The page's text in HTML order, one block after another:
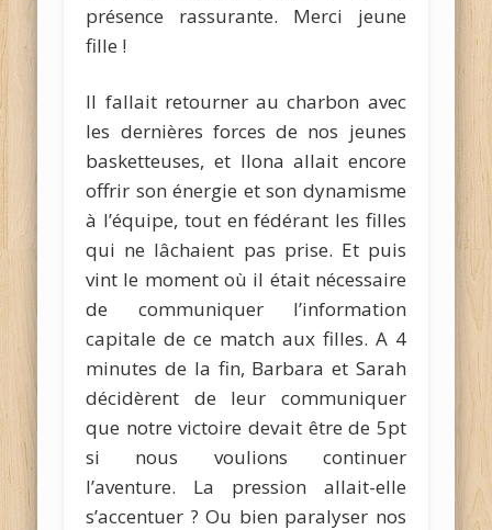
présence rassurante. Merci jeune
fille !
Il fallait retourner au charbon avec
les dernières forces de nos jeunes
basketteuses, et Ilona allait encore
offrir son énergie et son dynamisme
à l’équipe, tout en fédérant les filles
qui ne lâchaient pas prise. Et puis
vint le moment où il était nécessaire
de communiquer l’information
capitale de ce match aux filles. A 4
minutes de la fin, Barbara et Sarah
décidèrent de leur communiquer
que notre victoire devait être de 5pt
si nous voulions continuer
l’aventure. La pression allait-elle
s’accentuer ? Ou bien paralyser nos